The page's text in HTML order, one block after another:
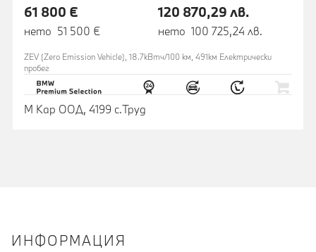
61 800 €
нето 51 500 €
120 870,29 лв.
нето 100 725,24 лв.
ZEV (Zero Emission Vehicle), 18.7кВтч/100 км, 491км Eлектрически
пробег
М Кар ООД, 4199 с.Труд
ИНФОРМАЦИЯ